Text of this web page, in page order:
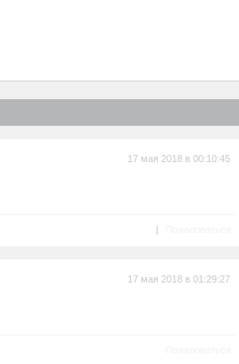
17 мая 2018 в 00:10:45
|
17 мая 2018 в 01:29:27